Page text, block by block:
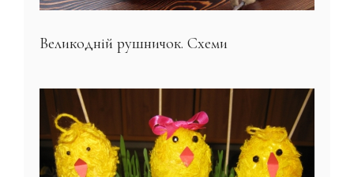
Великодній рушничок. Схеми